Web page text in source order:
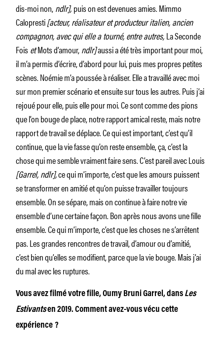
dis-moi non,ndlr],puis on est devenues amies. Mimmo
Calopresti[acteur, réalisateur et producteur italien, ancien
compagnon, avec qui elle a tourné, entre autres,La Seconde
FoisetMots d’amour,ndlr]aussi a été très important pour moi,
il m’a permis d’écrire, d’abord pour lui, puis mes propres petites
scènes. Noémie m’a poussée à réaliser. Elle a travaillé avec moi
sur mon premier scénario et ensuite sur tous les autres. Puis j’ai
rejoué pour elle, puis elle pour moi. Ce sont comme des pions
que l’on bouge de place, notre rapport amical reste, mais notre
rapport de travail se déplace. Ce qui est important, c’est qu’il
continue, que la vie fasse qu’on reste ensemble, ça, c’est la
chose qui me semble vraiment faire sens. C’est pareil avec Louis
[Garrel, ndlr],ce qui m’importe, c’est que les amours puissent
se transformer en amitié et qu’on puisse travailler toujours
ensemble. On se sépare, mais on continue à faire notre vie
ensemble d’une certaine façon. Bon après nous avons une fille
ensemble. Ce qui m’importe, c’est que les choses ne s’arrêtent
pas. Les grandes rencontres de travail, d’amour ou d’amitié,
c’est bien qu’elles se modifient, parce que la vie bouge. Mais j’ai
du mal avec les ruptures.
Vous avez filmé votre fille, Oumy Bruni Garrel, dans Les
Estivantsen 2019. Comment avez-vous vécu cette
expérience ?